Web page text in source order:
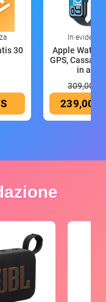
30
In evidenza
Apple Watch
GPS, Cassa
in all
309,00 €
239,00 €